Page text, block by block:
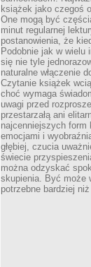
książek jako czegoś
One mogą być
minut regularnej
postanowienia, że
Podobnie jak w
się nie tyle
naturalne włączenie
Czytanie książek
choć wymaga
uwagi przed
przestarzałą ani
najcenniejszych
emocjami i
głębiej, czucia
świecie
można odzyskać
skupienia. Być może
potrzebne bardziej